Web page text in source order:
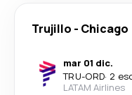
Trujillo - Chicago
mar 01 dic.
TRU-ORD· 2
LATAM Airlines